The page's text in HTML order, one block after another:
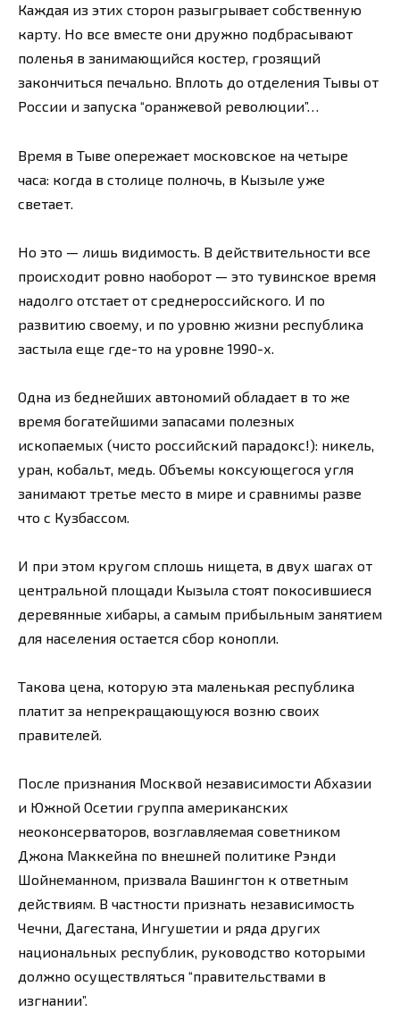
Каждая из этих сторон разыгрывает собственную
карту. Но все вместе они дружно подбрасывают
поленья в занимающийся костер, грозящий
закончиться печально. Вплоть до отделения Тывы от
России и запуска “оранжевой революции”…
Время в Тыве опережает московское на четыре
часа: когда в столице полночь, в Кызыле уже
светает.
Но это — лишь видимость. В действительности все
происходит ровно наоборот — это тувинское время
надолго отстает от среднероссийского. И по
развитию своему, и по уровню жизни республика
застыла еще где-то на уровне 1990-х.
Одна из беднейших автономий обладает в то же
время богатейшими запасами полезных
ископаемых (чисто российский парадокс!): никель,
уран, кобальт, медь. Объемы коксующегося угля
занимают третье место в мире и сравнимы разве
что с Кузбассом.
И при этом кругом сплошь нищета, в двух шагах от
центральной площади Кызыла стоят покосившиеся
деревянные хибары, а самым прибыльным занятием
для населения остается сбор конопли.
Такова цена, которую эта маленькая республика
платит за непрекращающуюся возню своих
правителей.
После признания Москвой независимости Абхазии
и Южной Осетии группа американских
неоконсерваторов, возглавляемая советником
Джона Маккейна по внешней политике Рэнди
Шойнеманном, призвала Вашингтон к ответным
действиям. В частности признать независимость
Чечни, Дагестана, Ингушетии и ряда других
национальных республик, руководство которыми
должно осуществляться “правительствами в
изгнании”.